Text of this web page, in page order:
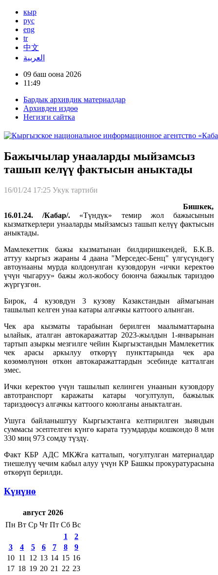
кыр
рус
eng
tr
中文
العربية
09 баш оона 2026
11:49
Бардык архивдик материалдар
Архивден издөө
Негизги сайтка
Бажычылар унааларды мыйзамсыз
ташып келүү фактысын аныктады
16/01/24 17:25 Укук тартиби
Бишкек,
16.01.24. /Кабар/. «Түндүк» темир жол бажысынын
кызматкерлери унааларды мыйзамсыз ташып келүү фактысын
аныктады.
Мамлекеттик бажы кызматынан билдиришкендей, Б.К.В.
аттуу кыргыз жараны 4 даана "Мерседес-Бенц" үлгүсүндөгү
автоунааны мурда колдонулган кузовдорун «ички керектөө
үчүн чыгаруу» бажы жол-жобосу боюнча бажылык тариздөө
жүргүзгөн.
Бирок, 4 кузовдун 3 кузову Казакстандын аймагынан
ташылып келген унаа катары алгачкы каттоого алынган.
Чек ара кызматы тарабынан берилген маалыматтарына
ылайык, аталган автокаражаттар 2023-жылдын 1-январынан
тартып азыркы мезгилге чейин Кыргызстандын Мамлекеттик
чек арасы аркылуу өткөрүү пункттарында чек ара
көзөмөлүнөн өткөн автокаражаттардын эсебинде катталган
эмес.
Ички керектөө үчүн ташылып келинген унаанын кузовдору
автотранспорт каражаты катары чогултулуп, бажылык
тариздөөсүз алгачкы каттоого коюлганы аныкталган.
Ушуга байланыштуу Кыргызстанга келтирилген зыяндын
суммасы эсептелген күнгө карата туумдарды кошкондо 8 млн
330 миң 973 сомду түздү.
Факт КБР АДС МКЖга катталып, чогултулган материалдар
тиешелүү чечим кабыл алуу үчүн КР Башкы прокуратурасына
өткөрүп берилди.
Күнүнө
август 2026
Пн Вт Ср Чт Пт Сб Вс
1
2
3
4 5 6 7 8
9
10 11 12 13 14 15 16
17 18 19 20 21 22 23